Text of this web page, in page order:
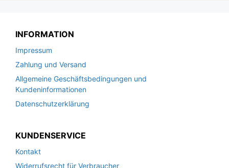
INFORMATION
Impressum
Zahlung und Versand
Allgemeine Geschäftsbedingungen und
Kundeninformationen
Datenschutzerklärung
KUNDENSERVICE
Kontakt
Widerrufsrecht für Verbraucher